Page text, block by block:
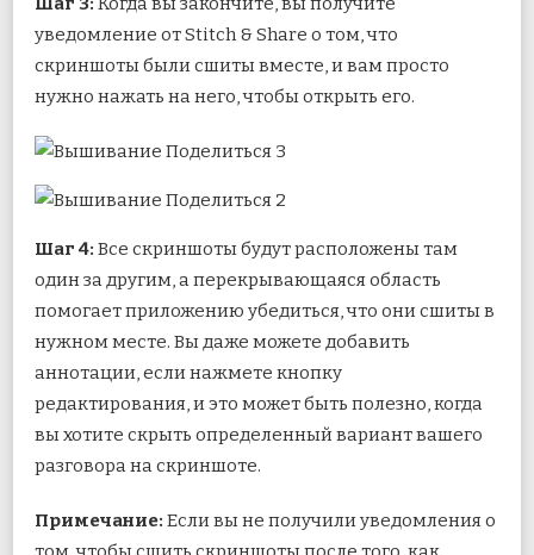
уведомление от Stitch & Share о том, что
скриншоты были сшиты вместе, и вам просто
нужно нажать на него, чтобы открыть его.
Шаг 4: Все скриншоты будут расположены там
один за другим, а перекрывающаяся область
помогает приложению убедиться, что они сшиты в
нужном месте. Вы даже можете добавить
аннотации, если нажмете кнопку
редактирования, и это может быть полезно, когда
вы хотите скрыть определенный вариант вашего
разговора на скриншоте.
Примечание: Если вы не получили уведомления о